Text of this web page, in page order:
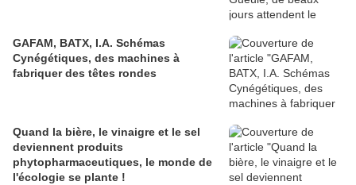
GAFAM, BATX, I.A. Schémas
Cynégétiques, des machines à
fabriquer des têtes rondes
Quand la bière, le vinaigre et le sel
deviennent produits
phytopharmaceutiques, le monde de
l'écologie se plante !